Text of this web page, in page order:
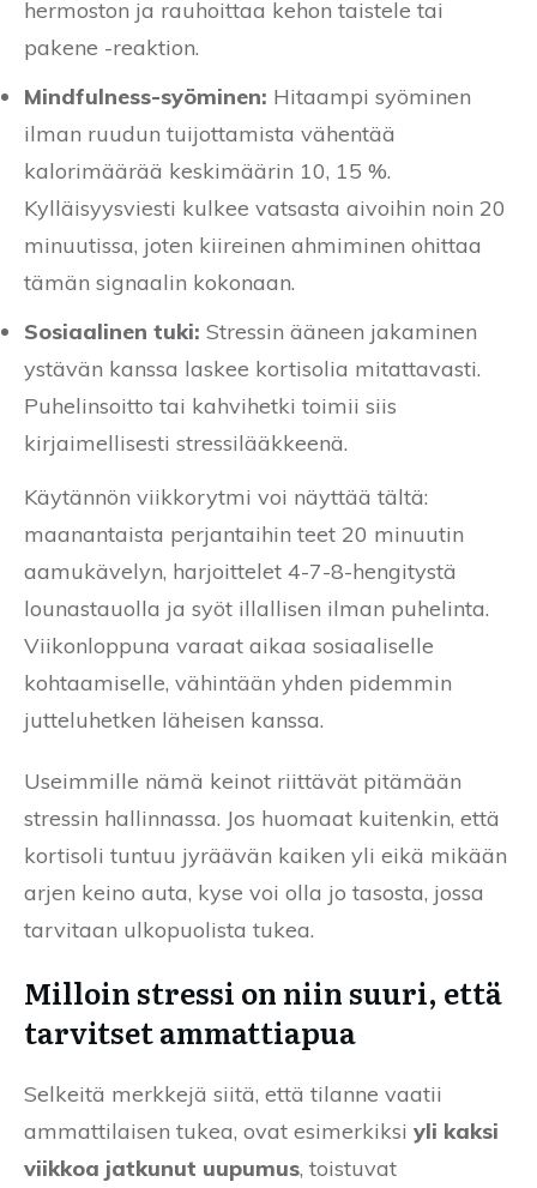
hermoston ja rauhoittaa kehon taistele tai
pakene -reaktion.
Mindfulness-syöminen: Hitaampi syöminen
ilman ruudun tuijottamista vähentää
kalorimäärää keskimäärin 10, 15 %.
Kylläisyysviesti kulkee vatsasta aivoihin noin 20
minuutissa, joten kiireinen ahmiminen ohittaa
tämän signaalin kokonaan.
Sosiaalinen tuki: Stressin ääneen jakaminen
ystävän kanssa laskee kortisolia mitattavasti.
Puhelinsoitto tai kahvihetki toimii siis
kirjaimellisesti stressilääkkeenä.
Käytännön viikkorytmi voi näyttää tältä:
maanantaista perjantaihin teet 20 minuutin
aamukävelyn, harjoittelet 4-7-8-hengitystä
lounastauolla ja syöt illallisen ilman puhelinta.
Viikonloppuna varaat aikaa sosiaaliselle
kohtaamiselle, vähintään yhden pidemmin
jutteluhetken läheisen kanssa.
Useimmille nämä keinot riittävät pitämään
stressin hallinnassa. Jos huomaat kuitenkin, että
kortisoli tuntuu jyräävän kaiken yli eikä mikään
arjen keino auta, kyse voi olla jo tasosta, jossa
tarvitaan ulkopuolista tukea.
Milloin stressi on niin suuri, että
tarvitset ammattiapua
Selkeitä merkkejä siitä, että tilanne vaatii
ammattilaisen tukea, ovat esimerkiksi yli kaksi
viikkoa jatkunut uupumus, toistuvat